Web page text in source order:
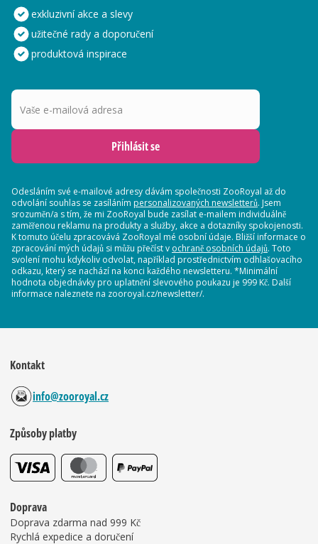
exkluzivní akce a slevy
užitečné rady a doporučení
produktová inspirace
Vaše e-mailová adresa
Přihlásit se
Odesláním své e-mailové adresy dávám společnosti ZooRoyal až do
odvolání souhlas se zasíláním personalizovaných newsletterů. Jsem
srozuměn/a s tím, že mi ZooRoyal bude zasílat e-mailem individuálně
zaměřenou reklamu na produkty a služby, akce a dotazníky spokojenosti.
K tomuto účelu zpracovává ZooRoyal mé osobní údaje. Bližší informace o
zpracování mých údajů si můžu přečíst v ochraně osobních údajů. Toto
svolení mohu kdykoliv odvolat, například prostřednictvím odhlašovacího
odkazu, který se nachází na konci každého newsletteru. *Minimální
hodnota objednávky pro uplatnění slevového poukazu je 999 Kč. Další
informace naleznete na zooroyal.cz/newsletter/.
Kontakt
info@zooroyal.cz
Způsoby platby
Doprava
Doprava zdarma nad 999 Kč
Rychlá expedice a doručení